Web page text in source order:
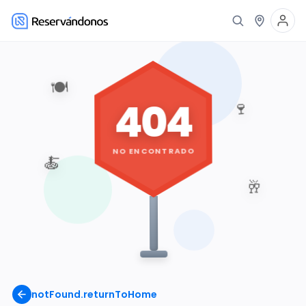
notFound.returnToHome
🍽️
🍷
🥂
🍝
404
NO ENCONTRADO